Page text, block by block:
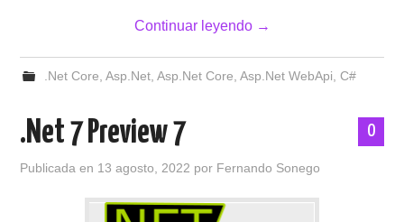
Continuar leyendo →
.Net Core, Asp.Net, Asp.Net Core, Asp.Net WebApi, C#
0
.Net 7 Preview 7
Publicada en 13 agosto, 2022 por Fernando Sonego